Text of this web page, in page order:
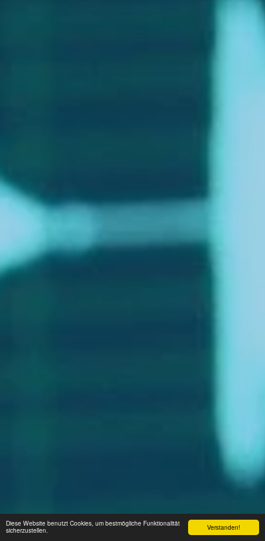
Verstanden!
Diese Website benutzt Cookies, um bestmögliche Funktionalität
sicherzustellen.